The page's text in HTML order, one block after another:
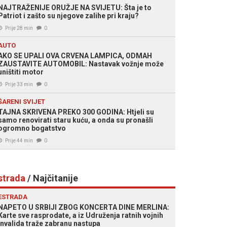
ORUŽJE NA SVIJETU: Šta je to
i zašto su njegove zalihe pri kraju?
Prije 28 min 0
SE UPALI OVA CRVENA LAMPICA, ODMAH
AUTOMOBIL: Nastavak vožnje može
motor
Prije 33 min 0
SVIJET
SKRIVENA PREKO 300 GODINA: Htjeli su
renovirati staru kuću, a onda su pronašli
bogatstvo
Prije 44 min 0
/ Najčitanije
U SRBIJI ZBOG KONCERTA DINE MERLINA:
sve rasprodate, a iz Udruženja ratnih vojnih
traže zabranu nastupa